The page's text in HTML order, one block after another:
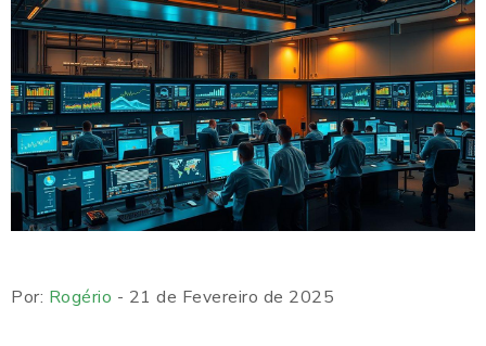
Por: Rogério - 21 de Fevereiro de 2025